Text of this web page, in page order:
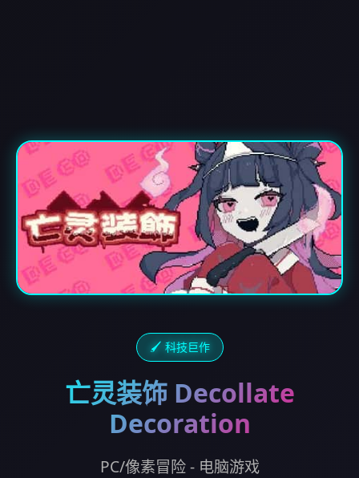
🖌️ 科技巨作
亡灵装饰 Decollate
Decoration
PC/像素冒险 - 电脑游戏